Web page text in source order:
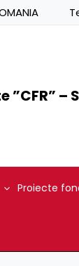
–
Proiecte